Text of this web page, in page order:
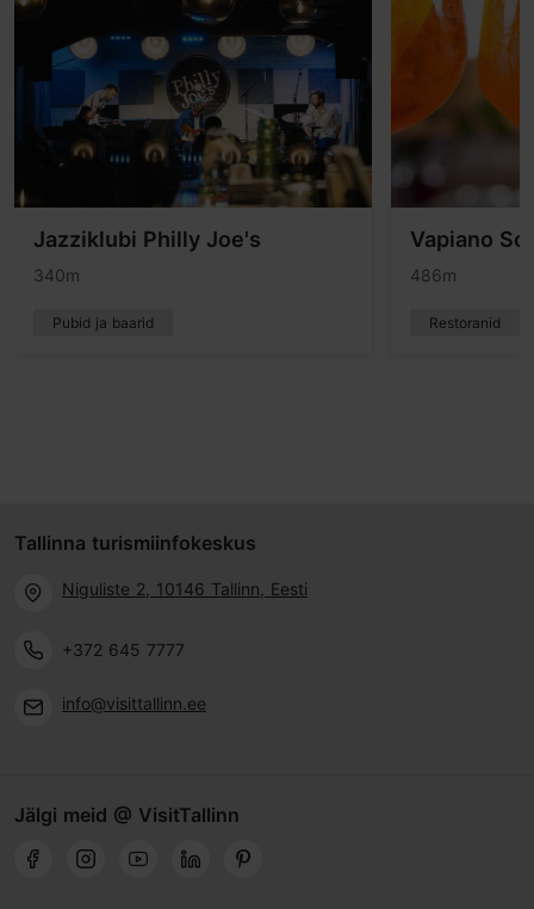
Jazziklubi Philly Joe's
340m
Pubid ja baarid
Vapiano
486m
Restoranid
Tallinna turismiinfokeskus
Niguliste 2, 10146 Tallinn, Eesti
+372 645 7777
info@visittallinn.ee
Jälgi meid @ VisitTallinn